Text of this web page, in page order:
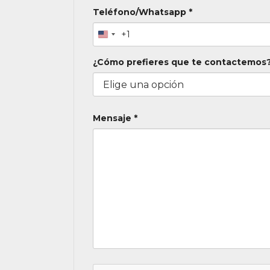
Teléfono/Whatsapp *
+1
¿Cómo prefieres que te
Mensaje *